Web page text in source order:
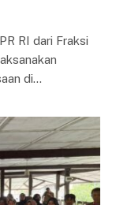
RI dari Fraksi
di…